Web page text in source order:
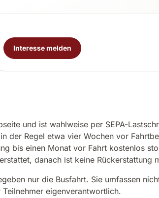
Interesse melden
und ist wahlweise per SEPA-
der Regel etwa vier Wochen vor
bis einen Monat vor Fahrt kostenlos
danach ist keine Rückerstattung
nur die Busfahrt. Sie umfassen
eigenverantwortlich.